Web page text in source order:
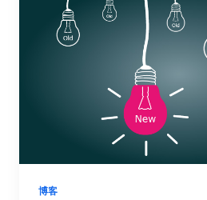
并将它们转化为可操作的洞察
动，就像一位经验丰富的侦探
到破案的关键线索。 首先，你
行整理和分类，就像整理一个
品分门别类地摆放整齐。例如
源网站的权威性、链接类型（
接、目录链接等）、锚文本的
晰的分类有助于你更好地理解
分析打下坚实的基础。 接下来
的链接对网站关键指标的影响，
优化的战场上运筹帷幄，决胜
解你的网站在哪些方面需要改
化你的网站以获得更高的排名
对手分析：知己知彼，百战不
分析功能，只需输入竞争对手
他们的反向链接情况。你可以
链接类型、锚文本等等，从中
并找到可以借鉴的链接建设策
站获取链接。这是一种非常有效
门的金钥匙，能够帮助你的网
高的曝光率和流量。有效的搜
助你吸引目标用户，提升品牌
的转化率和收益。 这篇文章将
高效的小语种搜索引擎优化工
一种工具的功能和优势，并提
议，帮助你克服语言障碍，精
的网站在国际竞争中脱颖而出
发展。做好准备，一起开启小
妙旅程！ 一、小语种搜索引擎
博客